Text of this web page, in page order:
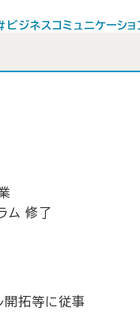
ビジネスコミュニケーショ
ム 修了
開拓等に従事